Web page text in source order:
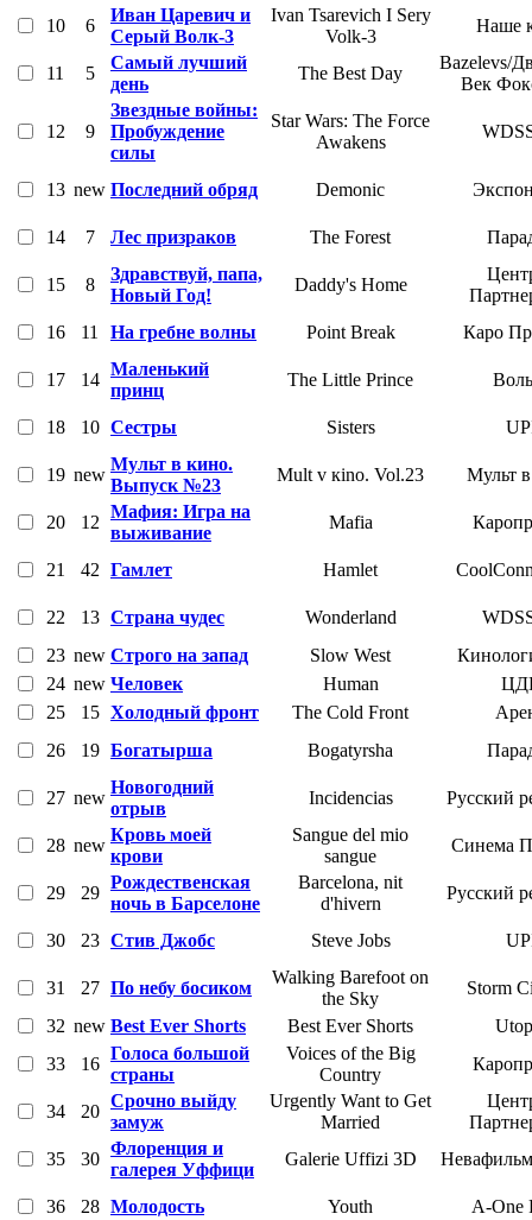
10 6
Иван Царевич и
Серый Волк-3
Ivan Tsarevich I Sery
Volk-3
Наше
11 5
Самый лучший
день
The Best Day
Bazelevs/
Век
12 9
Звездные войны:
Пробуждение
силы
Star Wars: The Force
Awakens
13 new Последний обряд Demonic
14 7 Лес призраков The Forest
15 8
Здравствуй, папа,
Новый Год!
Daddy's Home
16
11 На гребне волны Point Break Каро
17 14
Маленький
принц
The Little Prince
18 10 Сестры Sisters
19 new
Мульт в кино.
Выпуск №23
Mult v кino. Vol.23 Мульт
20 12
Мафия: Игра на
выживание
Mafia
21 42 Гамлет Hamlet
22 13 Страна чудес Wonderland
23 new Строго на запад Slow West
24 new Человек Human
25
15 Холодный фронт The Cold Front
26
19 Богатырша Bogatyrsha
27 new
Новогодний
отрыв
Incidencias Русский
28 new
Кровь моей
крови
Sangue del mio
sangue
Синема
29 29
Рождественская
ночь в Барселоне
Barcelona, nit
d'hivern
Русский
30 23 Стив Джобс Steve Jobs
31 27 По небу босиком
Walking Barefoot on
the Sky
Storm
32 new Best Ever Shorts Best Ever Shorts
33
16
Голоса большой
страны
Voices of the Big
Country
34 20
Срочно выйду
замуж
Urgently Want to Get
Married
35
30
Флоренция и
галерея Уффици
Galerie Uffizi 3D
36 28 Молодость Youth A-One